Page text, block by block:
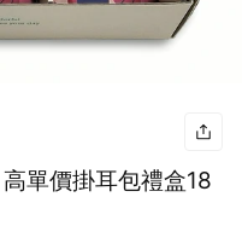
單價掛耳包禮盒18